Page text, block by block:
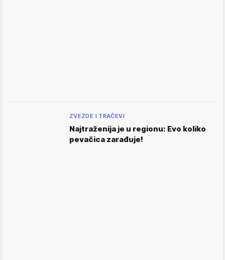
ZVEZDE I TRAČEVI
Najtraženija je u regionu: Evo koliko
pevačica zarađuje!